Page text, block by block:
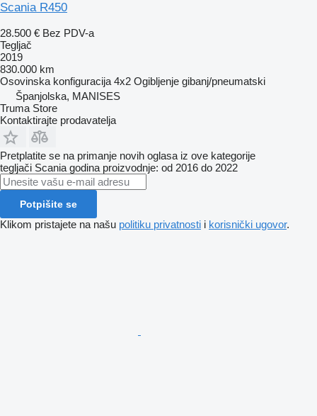
Scania R450
28.500 € Bez PDV-a
Tegljač
2019
830.000 km
Osovinska konfiguracija 4x2 Ogibljenje gibanj/pneumatski
Španjolska, MANISES
Truma Store
Kontaktirajte prodavatelja
Pretplatite se na primanje novih oglasa iz ove kategorije
tegljači Scania godina proizvodnje: od 2016 do 2022
Potpišite se
Klikom pristajete na našu politiku privatnosti i korisnički ugovor.